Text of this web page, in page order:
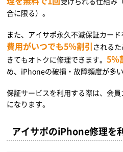
合に限る）。
また、アイサポ永久不滅保証カー
費用がいつでも5％割引 される
きてもオトクに修理できます。5％
め、iPhoneの破損・故障頻度が多
保証サービスを利用する際は、会
になります。
アイサポのiPhone修理を